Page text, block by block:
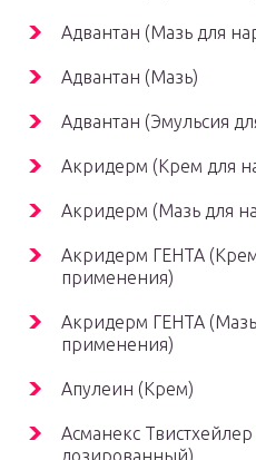
Адвантан (Мазь для
Адвантан (Мазь)
Адвантан (Эмульсия
Акридерм (Крем для
Акридерм (Мазь для
Акридерм ГЕНТА
применения)
Акридерм ГЕНТА
применения)
Апулеин (Крем)
Асманекс
дозированный)